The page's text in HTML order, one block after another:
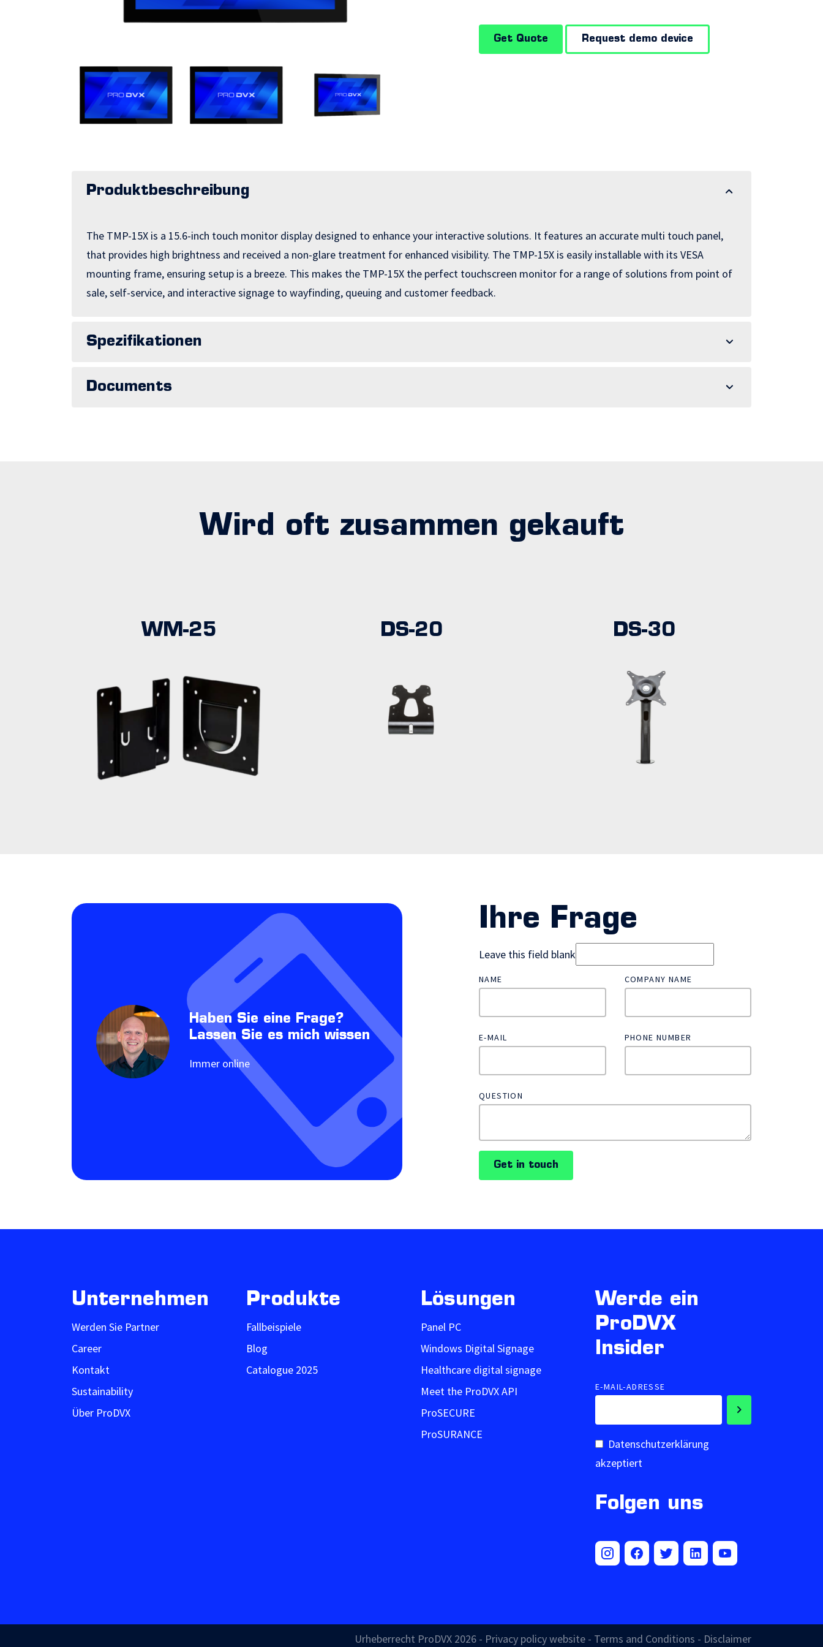
Get Quote Request demo device
Produktbeschreibung
The TMP-15X is a 15.6-inch touch monitor display designed to enhance your interactive solutions. It features an accurate multi touch panel,
that provides high brightness and received a non-glare treatment for enhanced visibility. The TMP-15X is easily installable with its VESA
mounting frame, ensuring setup is a breeze. This makes the TMP-15X the perfect touchscreen monitor for a range of solutions from point of
sale, self-service, and interactive signage to wayfinding, queuing and customer feedback.
Spezifikationen
Documents
Wird oft zusammen gekauft
WM-25 DS-20 DS-30
Haben Sie eine Frage?
Lassen Sie es mich wissen
Immer online
Ihre Frage
Leave this field blank
NAME COMPANY NAME
E-MAIL PHONE NUMBER
QUESTION
Get in touch
Unternehmen
Werden Sie Partner
Career
Kontakt
Sustainability
Über ProDVX
Produkte
Fallbeispiele
Blog
Catalogue 2025
Lösungen
Panel PC
Windows Digital Signage
Healthcare digital signage
Meet the ProDVX API
ProSECURE
ProSURANCE
Werde ein
ProDVX
Insider
E-MAIL-ADRESSE
Datenschutzerklärung
akzeptiert
Folgen uns
Urheberrecht ProDVX 2026 - Privacy policy website - Terms and Conditions - Disclaimer